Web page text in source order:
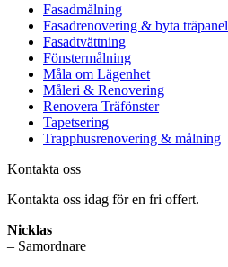
Fasadmålning
Fasadrenovering & byta träpanel
Fasadtvättning
Fönstermålning
Måla om Lägenhet
Måleri & Renovering
Renovera Träfönster
Tapetsering
Trapphusrenovering & målning
Kontakta oss
Kontakta oss idag för en fri offert.
Nicklas
– Samordnare